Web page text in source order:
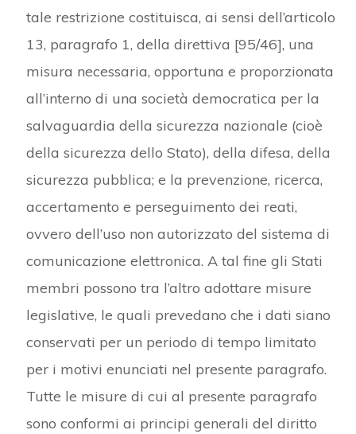
tale restrizione costituisca, ai sensi dell’articolo
13, paragrafo 1, della direttiva [95/46], una
misura necessaria, opportuna e proporzionata
all’interno di una società democratica per la
salvaguardia della sicurezza nazionale (cioè
della sicurezza dello Stato), della difesa, della
sicurezza pubblica; e la prevenzione, ricerca,
accertamento e perseguimento dei reati,
ovvero dell’uso non autorizzato del sistema di
comunicazione elettronica. A tal fine gli Stati
membri possono tra l’altro adottare misure
legislative, le quali prevedano che i dati siano
conservati per un periodo di tempo limitato
per i motivi enunciati nel presente paragrafo.
Tutte le misure di cui al presente paragrafo
sono conformi ai principi generali del diritto